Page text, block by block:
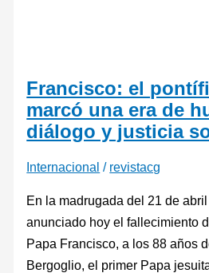
Francisco: el
marcó una era de
diálogo y justicia
Internacional / revistacg
En la madrugada del 21 de
anunciado hoy el fallecimiento
Papa Francisco, a los 88 años
Bergoglio, el primer Papa